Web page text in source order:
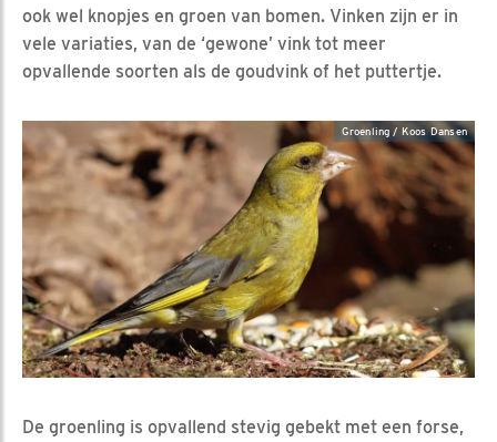
ook wel knopjes en groen van bomen. Vinken zijn er in
vele variaties, van de ‘gewone’ vink tot meer
opvallende soorten als de goudvink of het puttertje.
Groenling / Koos Dansen
De groenling is opvallend stevig gebekt met een forse,